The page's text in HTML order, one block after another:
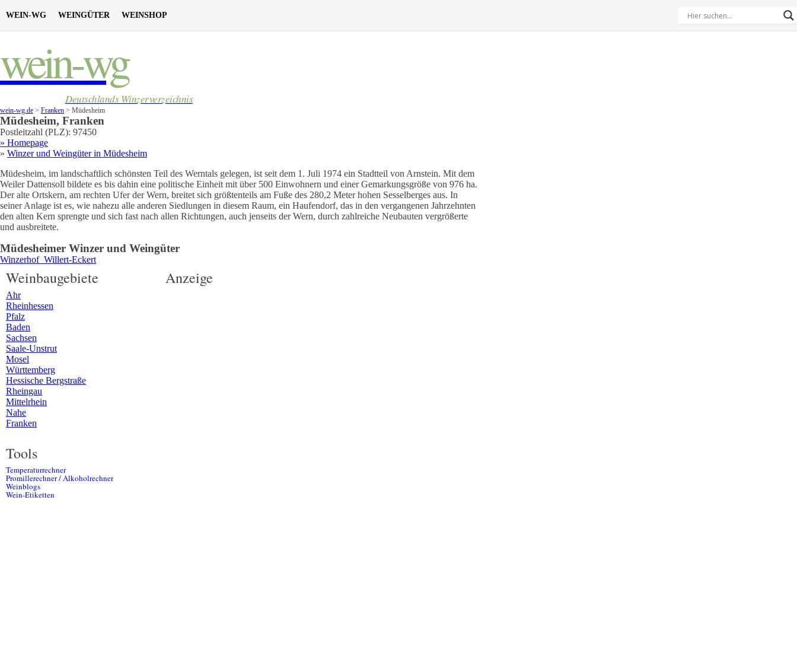
WEIN-WG WEINGÜTER WEINSHOP
wein-wg
Deutschlands Winzerverzeichnis
wein-wg.de > Franken > Müdesheim
Müdesheim, Franken
Postleitzahl (PLZ): 97450
» Homepage
» Winzer und Weingüter in Müdesheim
Müdesheim, im landschaftlich schönsten Teil des Werntals gelegen, ist seit dem 1. Juli 1974 ein Stadtteil von Arnstein. Mit dem
Weiler Dattensoll bildete es bis dahin eine politische Einheit mit über 500 Einwohnern und einer Gemarkungsgröße von 976 ha.
Der alte Ortskern, am rechten Ufer der Wern, breitet sich größtenteils am Fuße des 280,2 Meter hohen Sesselberges aus. In
seiner Anlage ist es, wie nahezu alle anderen Siedlungen in diesem Raum, ein Haufendorf, das in den vergangenen Jahrzehnten
den alten Kern sprengte und sich fast nach allen Richtungen, auch jenseits der Wern, durch zahlreiche Neubauten vergrößerte
und ausbreitete.
Müdesheimer Winzer und Weingüter
Winzerhof Willert-Eckert
Weinbaugebiete
Ahr
Rheinhessen
Pfalz
Baden
Sachsen
Saale-Unstrut
Mosel
Württemberg
Hessische Bergstraße
Rheingau
Mittelrhein
Nahe
Franken
Tools
Temperaturrechner
Promillerechner / Alkoholrechner
Weinblogs
Wein-Etiketten
Anzeige